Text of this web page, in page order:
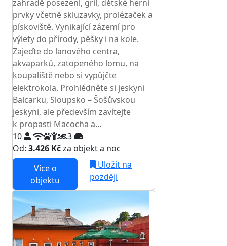
zahradě posezení, gril, dětské herní
prvky včetně skluzavky, prolézaček a
pískoviště. Vynikající zázemí pro
výlety do přírody, pěšky i na kole.
Zajeďte do lanového centra,
akvaparků, zatopeného lomu, na
koupaliště nebo si vypůjčte
elektrokola. Prohlédněte si jeskyni
Balcarku, Sloupsko – Šošůvskou
jeskyni, ale především zavítejte
k propasti Macocha a...
10
3
Od: 3.426 Kčza objekt a noc
Více o
objektu
Uložit na
později